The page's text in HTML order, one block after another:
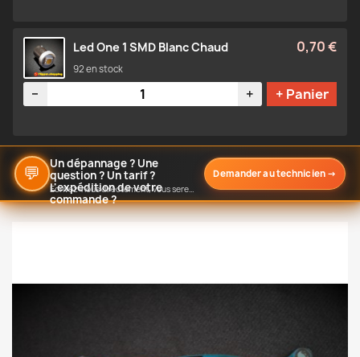
Led One 1 SMD Blanc Chaud 0,70 €
92 en stock
− + + Panier
💬
Un dépannage ? Une
question ? Un tarif ?
L'expédition de votre
commande ?
Écrivez-nous directement, vous serez notifié de notre réponse
Demander au technicien →